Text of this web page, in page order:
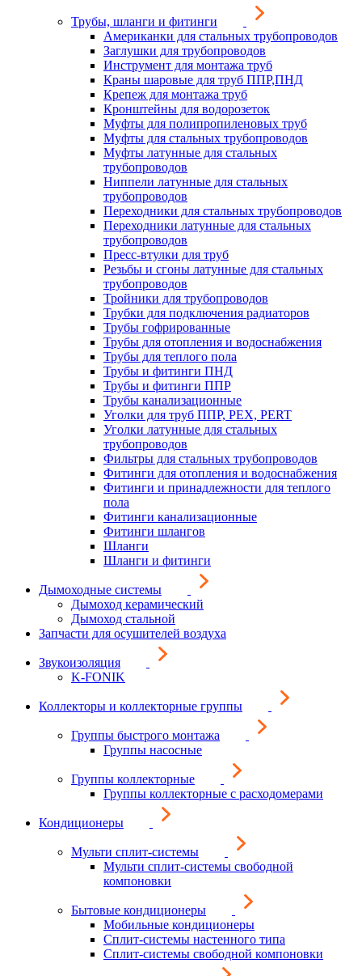
Трубы, шланги и фитинги
Американки для стальных трубопроводов
Заглушки для трубопроводов
Инструмент для монтажа труб
Краны шаровые для труб ППР,ПНД
Крепеж для монтажа труб
Кронштейны для водорозеток
Муфты для полипропиленовых труб
Муфты для стальных трубопроводов
Муфты латунные для стальных
трубопроводов
Ниппели латунные для стальных
трубопроводов
Переходники для стальных трубопроводов
Переходники латунные для стальных
трубопроводов
Пресс-втулки для труб
Резьбы и сгоны латунные для стальных
трубопроводов
Тройники для трубопроводов
Трубки для подключения радиаторов
Трубы гофрированные
Трубы для отопления и водоснабжения
Трубы для теплого пола
Трубы и фитинги ПНД
Трубы и фитинги ППР
Трубы канализационные
Уголки для труб ППР, PEX, PERT
Уголки латунные для стальных
трубопроводов
Фильтры для стальных трубопроводов
Фитинги для отопления и водоснабжения
Фитинги и принадлежности для теплого
пола
Фитинги канализационные
Фитинги шлангов
Шланги
Шланги и фитинги
Дымоходные системы
Дымоход керамический
Дымоход стальной
Запчасти для осушителей воздуха
Звукоизоляция
K-FONIK
Коллекторы и коллекторные группы
Группы быстрого монтажа
Группы насосные
Группы коллекторные
Группы коллекторные с расходомерами
Кондиционеры
Мульти сплит-системы
Мульти сплит-системы свободной
компоновки
Бытовые кондиционеры
Мобильные кондиционеры
Сплит-системы настенного типа
Сплит-системы свободной компоновки